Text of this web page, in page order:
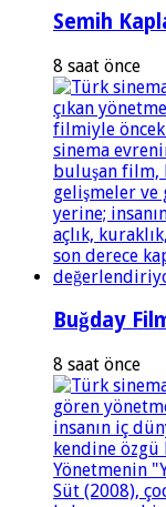
Semih
8 saat önce
Buğday
8 saat önce